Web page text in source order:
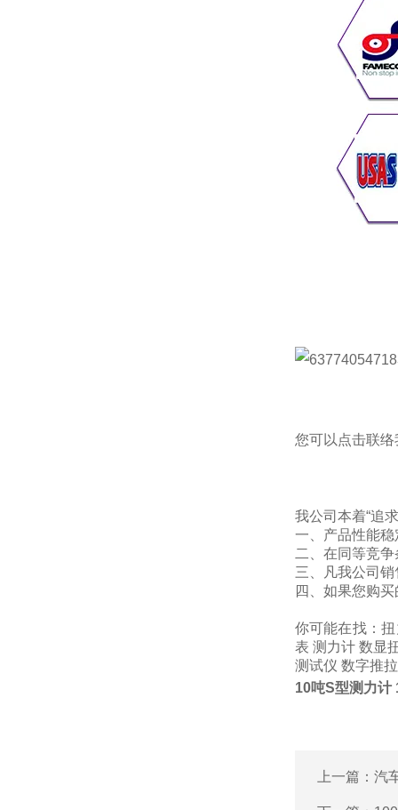
您可以点击联络
我公司本着“追
一、产品性能
二、在同等竞
三、凡我公司
四、如果您购
你可能在找：
表 测力计 数显
测试仪 数字推
10吨S型测力计
上一篇： 汽